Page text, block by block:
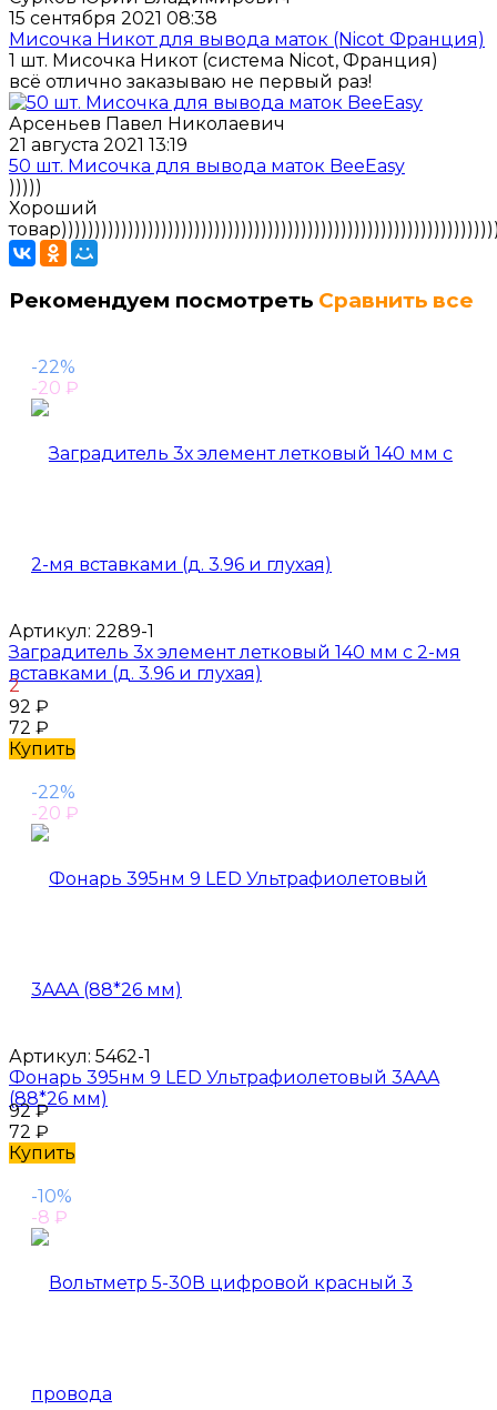
15 сентября 2021 08:38
Мисочка Никот для вывода маток (Nicot Франция)
1 шт. Мисочка Никот (система Nicot, Франция)
всё отлично заказываю не первый раз!
Арсеньев Павел Николаевич
21 августа 2021 13:19
50 шт. Мисочка для вывода маток BeeEasy
)))))
Хороший
Рекомендуем посмотреть Сравнить все
-22%
-20 ₽
Артикул: 2289-1
Заградитель 3х элемент летковый 140 мм с 2-мя
вставками (д. 3.96 и глухая)
2
92 ₽
72 ₽
Купить
-22%
-20 ₽
Артикул: 5462-1
Фонарь 395нм 9 LED Ультрафиолетовый 3AAA
(88*26 мм)
92₽
72 ₽
Купить
-10%
-8 ₽